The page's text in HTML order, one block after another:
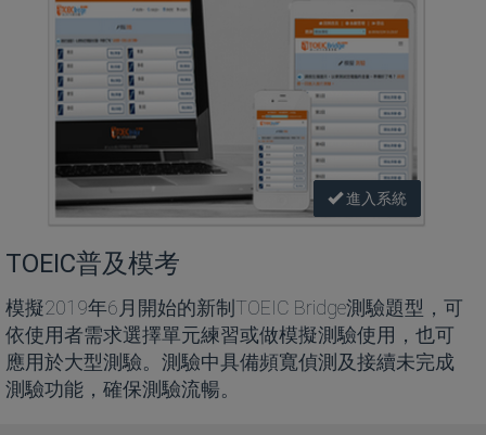
進入系統
TOEIC普及模考
模擬2019年6月開始的新制TOEIC Bridge測驗題型，可
依使用者需求選擇單元練習或做模擬測驗使用，也可
應用於大型測驗。測驗中具備頻寬偵測及接續未完成
測驗功能，確保測驗流暢。